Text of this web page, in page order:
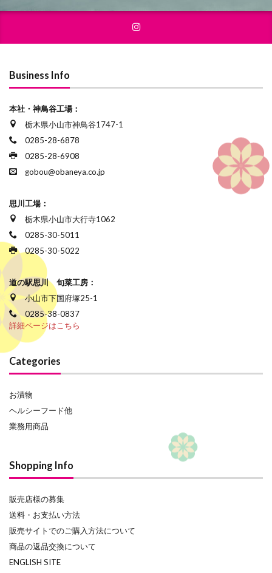
Business Info
本社・神鳥谷工場：
栃木県小山市神鳥谷1747-1
0285-28-6878
0285-28-6908
gobou@obaneya.co.jp
思川工場：
栃木県小山市大行寺1062
0285-30-5011
0285-30-5022
道の駅思川 旬菜工房：
小山市下国府塚25-1
0285-38-0837
詳細ページはこちら
Categories
お漬物
ヘルシーフード他
業務用商品
Shopping Info
販売店様の募集
送料・お支払い方法
販売サイトでのご購入方法について
商品の返品交換について
ENGLISH SITE